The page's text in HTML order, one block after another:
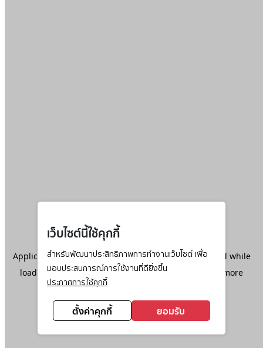
เว็บไซต์นี้ใช้คุกกี้
สำหรับพัฒนาประสิทธิภาพการทำงานเว็บไซต์ เพื่อ
มอบประสบการณ์การใช้งานที่ดียิ่งขึ้น
ประกาศการใช้คุกกี้
ตั้งค่าคุกกี้ ยอมรับ
Application error: aclient-side exception has occurred while
loadingwww.ktc.co.th(see the browser console
for more
information).